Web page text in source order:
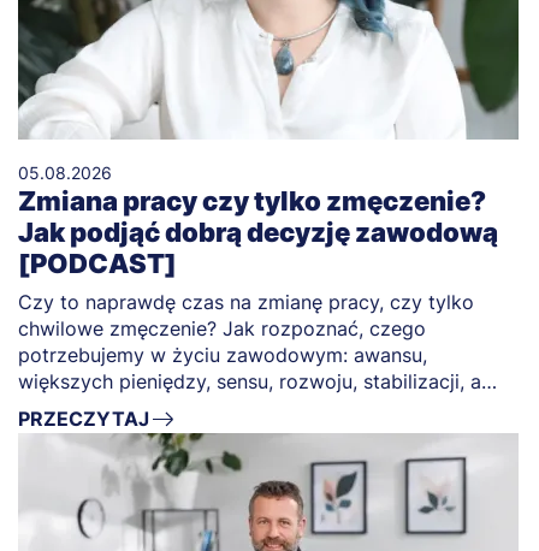
05.08.2026
Zmiana pracy czy tylko zmęczenie?
Jak podjąć dobrą decyzję zawodową
[PODCAST]
Czy to naprawdę czas na zmianę pracy, czy tylko
chwilowe zmęczenie? Jak rozpoznać, czego
potrzebujemy w życiu zawodowym: awansu,
większych pieniędzy, sensu, rozwoju, stabilizacji, a
może po prostu świętego spokoju?
PRZECZYTAJ